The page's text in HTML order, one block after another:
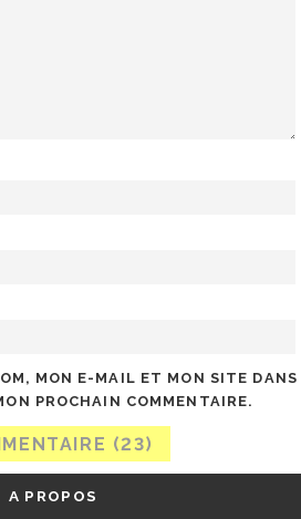
MON E-MAIL ET MON SITE DANS
PROCHAIN COMMENTAIRE.
A PROPOS